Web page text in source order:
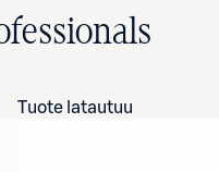
Tuote latautuu